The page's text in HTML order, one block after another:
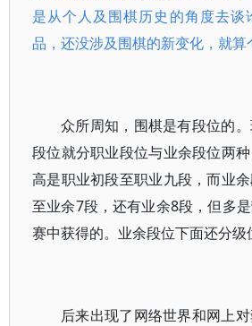
是从个人及围棋历史的角度去谈
品，还没涉及围棋的新变化，就算
众所周知，围棋是有段位的
段位就分职业段位与业余段位两
高是职业初段至职业九段，而业
至业余7段，还有业余8段，但多
赛中获得的。业余段位下面还分级
后来出现了网络世界和网上